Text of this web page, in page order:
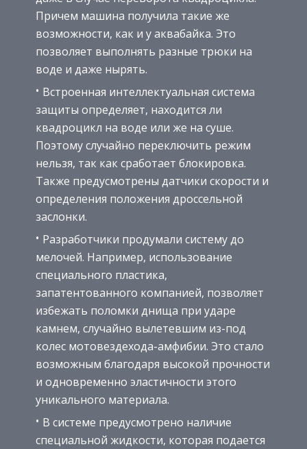
Причем машина получила такие же
возможности, как и у аквабайка. Это
позволяет выполнять разные трюки на
воде и даже нырять.
Встроенная интеллектуальная система
защиты определяет, находится ли
квадроцикл на воде или же на суше.
Поэтому случайно переключить режим
нельзя, так как сработает блокировка.
Также предусмотрены датчики скорости и
определения положения дроссельной
заслонки.
Разработчики продумали систему до
мелочей. Например, использование
специального пластика,
запатентованного компанией, позволяет
избежать поломки днища при ударе
камнем, случайно вылетевшим из-под
колес мотовездехода-амфибии. Это стало
возможным благодаря высокой прочности
и одновременно эластичности этого
уникального материала.
В системе предусмотрено наличие
специальной жидкости, которая подается